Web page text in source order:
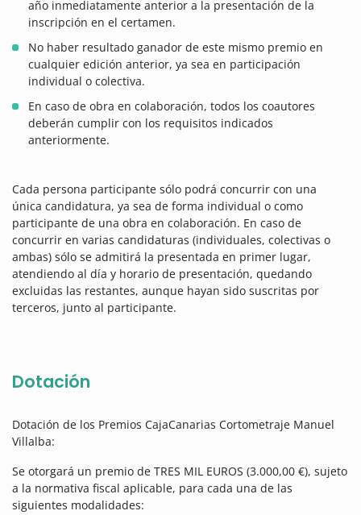
año inmediatamente anterior a la presentación de la
inscripción en el certamen.
No haber resultado ganador de este mismo premio en
cualquier edición anterior, ya sea en participación
individual o colectiva.
En caso de obra en colaboración, todos los coautores
deberán cumplir con los requisitos indicados
anteriormente.
Cada persona participante sólo podrá concurrir con una
única candidatura, ya sea de forma individual o como
participante de una obra en colaboración. En caso de
concurrir en varias candidaturas (individuales, colectivas o
ambas) sólo se admitirá la presentada en primer lugar,
atendiendo al día y horario de presentación, quedando
excluidas las restantes, aunque hayan sido suscritas por
terceros, junto al participante.
Dotación
Dotación de los Premios CajaCanarias Cortometraje Manuel
Villalba:
Se otorgará un premio de TRES MIL EUROS (3.000,00 €), sujeto
a la normativa fiscal aplicable, para cada una de las
siguientes modalidades: